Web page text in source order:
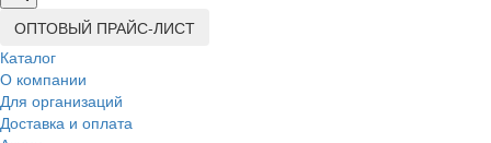
ОПТОВЫЙ ПРАЙС-ЛИСТ
Каталог
О компании
Для организаций
Доставка и оплата